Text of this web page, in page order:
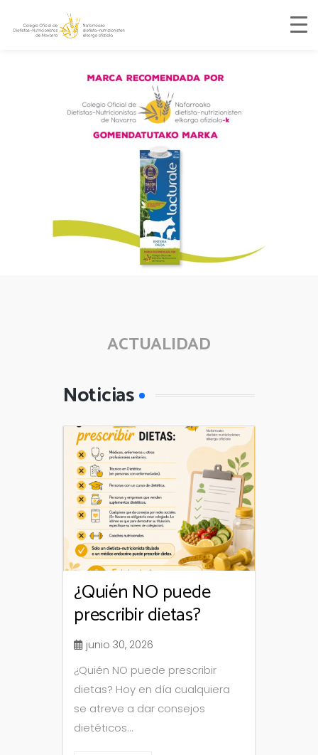
3
ACTUALIDAD
Noticias
¿Quién NO puede
prescribir dietas?
junio 30, 2026
¿Quién NO puede prescribir
dietas? Hoy en día cualquiera
se atreve a dar consejos
dietéticos...